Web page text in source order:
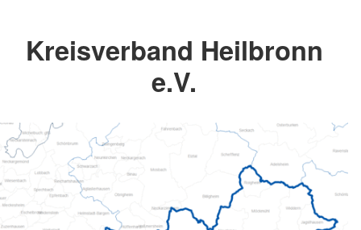
Kreisverband Heilbronn
e.V.